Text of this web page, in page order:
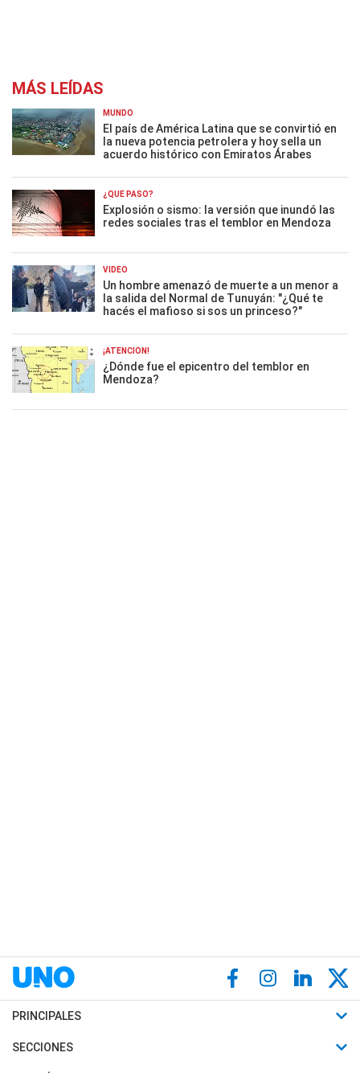
MÁS LEÍDAS
MUNDO
El país de América Latina que se convirtió en
la nueva potencia petrolera y hoy sella un
acuerdo histórico con Emiratos Árabes
¿QUÉ PASÓ?
Explosión o sismo: la versión que inundó las
redes sociales tras el temblor en Mendoza
VIDEO
Un hombre amenazó de muerte a un menor a
la salida del Normal de Tunuyán: "¿Qué te
hacés el mafioso si sos un princeso?"
¡ATENCIÓN!
¿Dónde fue el epicentro del temblor en
Mendoza?
PRINCIPALES
Últimas Noticias
SECCIONES